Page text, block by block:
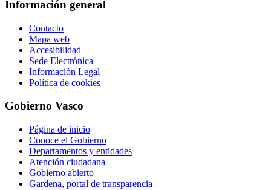
Información general
Contacto
Mapa web
Accesibilidad
Sede Electrónica
Información Legal
Política de cookies
Gobierno Vasco
Página de inicio
Conoce el Gobierno
Departamentos y entidades
Atención ciudadana
Gobierno abierto
Gardena, portal de transparencia